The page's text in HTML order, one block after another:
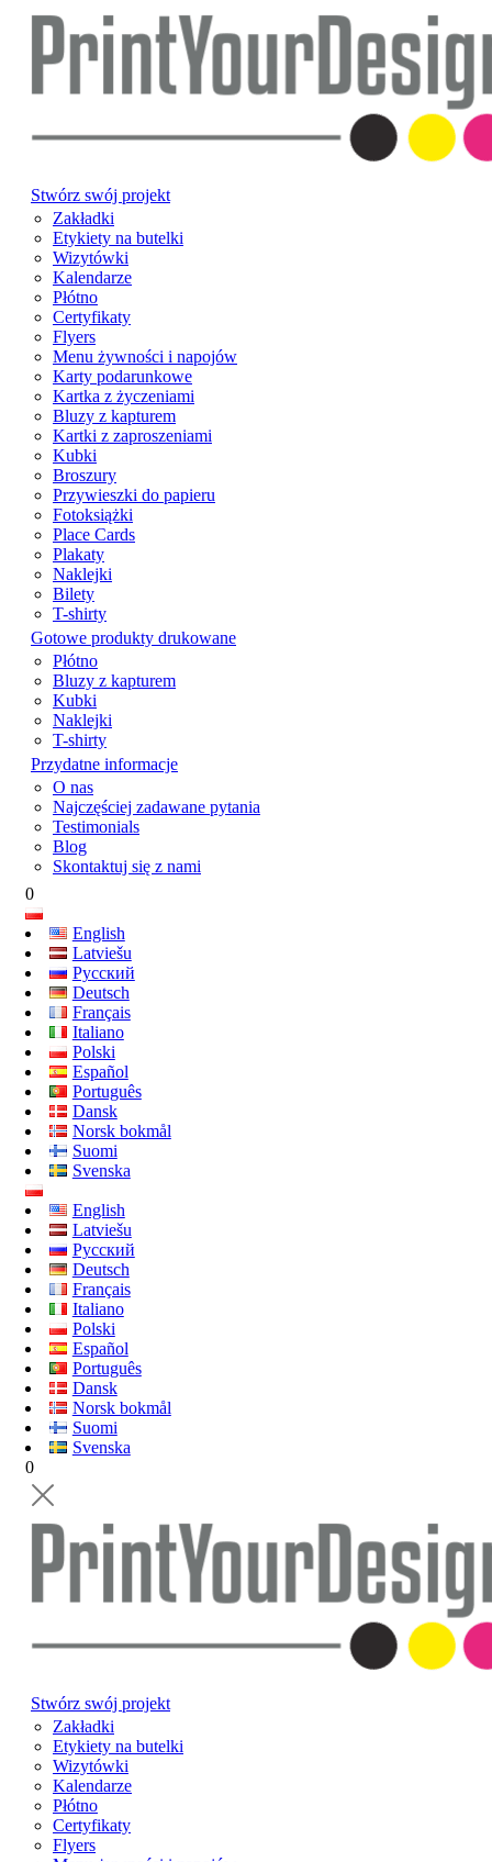
Stwórz swój projekt
Zakładki
Etykiety na butelki
Wizytówki
Kalendarze
Płótno
Certyfikaty
Flyers
Menu żywności i napojów
Karty podarunkowe
Kartka z życzeniami
Bluzy z kapturem
Kartki z zaproszeniami
Kubki
Broszury
Przywieszki do papieru
Fotoksiążki
Place Cards
Plakaty
Naklejki
Bilety
T-shirty
Gotowe produkty drukowane
Płótno
Bluzy z kapturem
Kubki
Naklejki
T-shirty
Przydatne informacje
O nas
Najczęściej zadawane pytania
Testimonials
Blog
Skontaktuj się z nami
0
English
Latviešu
Русский
Deutsch
Français
Italiano
Polski
Español
Português
Dansk
Norsk bokmål
Suomi
Svenska
English
Latviešu
Русский
Deutsch
Français
Italiano
Polski
Español
Português
Dansk
Norsk bokmål
Suomi
Svenska
0
Stwórz swój projekt
Zakładki
Etykiety na butelki
Wizytówki
Kalendarze
Płótno
Certyfikaty
Flyers